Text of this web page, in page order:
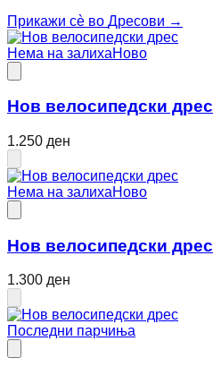
Прикажи сè во Дресови →
Нема на залихаНово
Нов велосипедски дрес
1.250 ден
Нема на залихаНово
Нов велосипедски дрес
1.300 ден
Последни парчиња